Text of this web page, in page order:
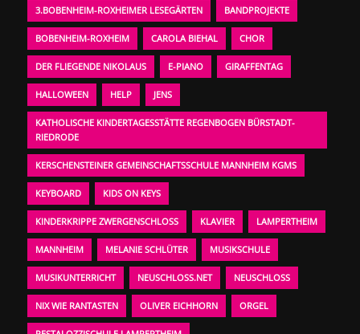
3.BOBENHEIM-ROXHEIMER LESEGÄRTEN BANDPROJEKTE
BOBENHEIM-ROXHEIM CAROLA BIEHAL CHOR
DER FLIEGENDE NIKOLAUS E-PIANO GIRAFFENTAG
HALLOWEEN HELP JENS
KATHOLISCHE KINDERTAGESSTÄTTE REGENBOGEN BÜRSTADT-
RIEDRODE
KERSCHENSTEINER GEMEINSCHAFTSSCHULE MANNHEIM KGMS
KEYBOARD KIDS ON KEYS
KINDERKRIPPE ZWERGENSCHLOSS KLAVIER LAMPERTHEIM
MANNHEIM MELANIE SCHLÜTER MUSIKSCHULE
MUSIKUNTERRICHT NEUSCHLOSS.NET NEUSCHLOSS
NIX WIE RANTASTEN OLIVER EICHHORN ORGEL